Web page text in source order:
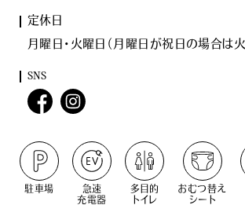
定休日
月曜日･火曜日（月曜日が祝日の場合は
SNS
駐車場
急速
充電器
多目的
トイレ
おむつ替え
シート